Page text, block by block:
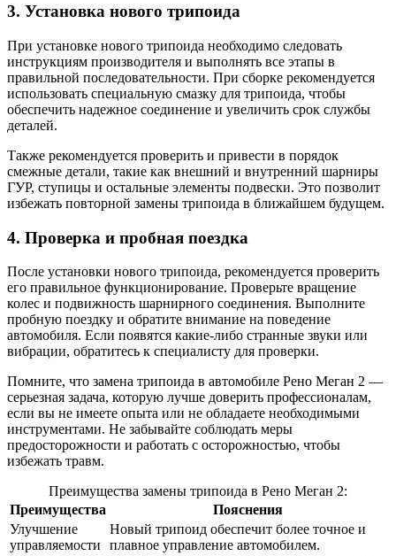
3. Установка нового трипоида
При установке нового трипоида необходимо следовать
инструкциям производителя и выполнять все этапы в
правильной последовательности. При сборке рекомендуется
использовать специальную смазку для трипоида, чтобы
обеспечить надежное соединение и увеличить срок службы
деталей.
Также рекомендуется проверить и привести в порядок
смежные детали, такие как внешний и внутренний шарниры
ГУР, ступицы и остальные элементы подвески. Это позволит
избежать повторной замены трипоида в ближайшем будущем.
4. Проверка и пробная поездка
После установки нового трипоида, рекомендуется проверить
его правильное функционирование. Проверьте вращение
колес и подвижность шарнирного соединения. Выполните
пробную поездку и обратите внимание на поведение
автомобиля. Если появятся какие-либо странные звуки или
вибрации, обратитесь к специалисту для проверки.
Помните, что замена трипоида в автомобиле Рено Меган 2 —
серьезная задача, которую лучше доверить профессионалам,
если вы не имеете опыта или не обладаете необходимыми
инструментами. Не забывайте соблюдать меры
предосторожности и работать с осторожностью, чтобы
избежать травм.
Преимущества замены трипоида в Рено Меган 2:
Преимущества
Пояснения
Улучшение
управляемости
Новый трипоид обеспечит более точное и
плавное управление автомобилем.